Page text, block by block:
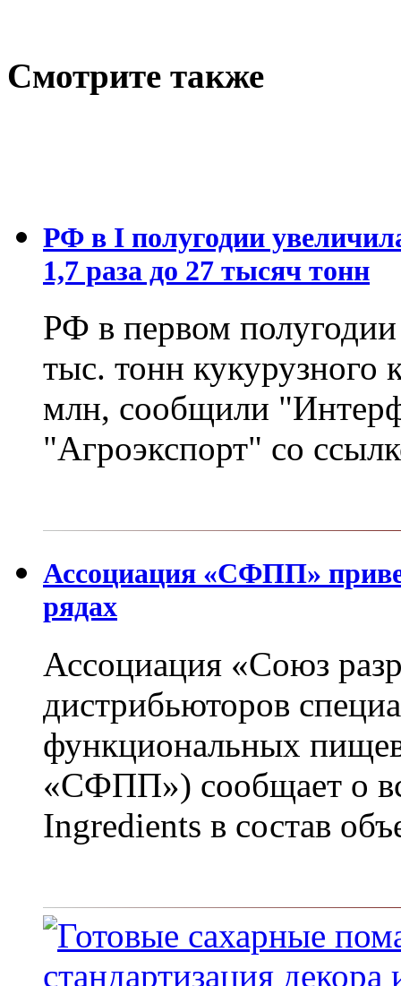
Cмотрите также
РФ в I полугодии
1,7 раза до 27 тысяч тонн
РФ в первом полугодии
тыс. тонн кукурузного
млн, сообщили
"Агроэкспорт" со
Ассоциация «СФПП»
рядах
Ассоциация «Союз
дистрибьюторов
функциональных
«СФПП») сообщает о
Ingredients в состав